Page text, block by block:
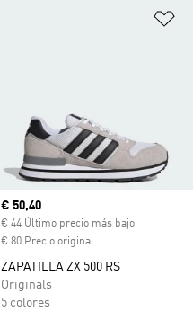
Precio actual
€ 50,40
€ 44 Último precio más bajo
€ 80 Precio original
ZAPATILLA ZX 500 RS
Originals
5 colores